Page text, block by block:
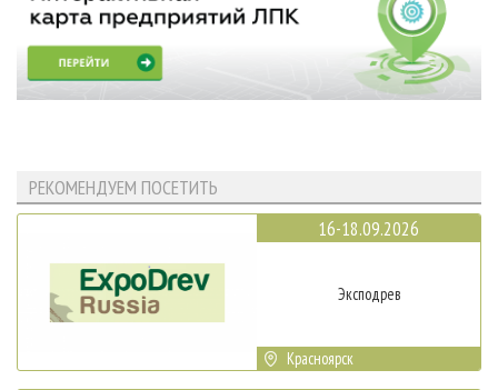
РЕКОМЕНДУЕМ ПОСЕТИТЬ
16-18.09.2026
Эксподрев
Красноярск